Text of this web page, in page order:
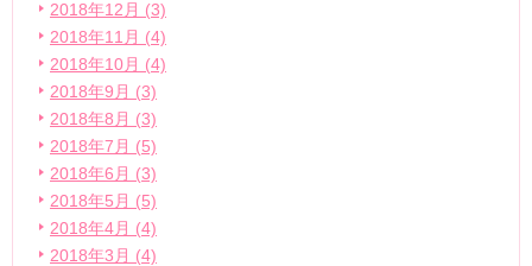
2018年12月 (3)
2018年11月 (4)
2018年10月 (4)
2018年9月 (3)
2018年8月 (3)
2018年7月 (5)
2018年6月 (3)
2018年5月 (5)
2018年4月 (4)
2018年3月 (4)